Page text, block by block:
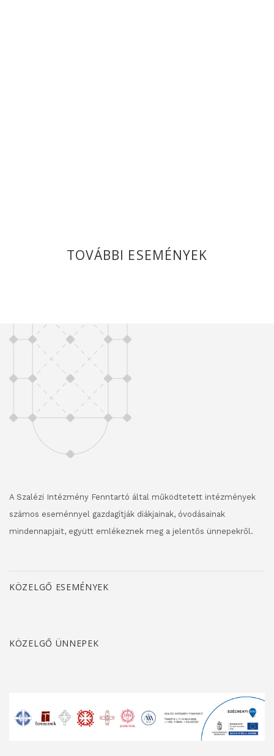
TOVÁBBI ESEMÉNYEK
A Szalézi Intézmény Fenntartó által működtetett intézmények
számos eseménnyel gazdagítják diákjainak, óvodásainak
mindennapjait, együtt emlékeznek meg a jelentős ünnepekről.
KÖZELGŐ ESEMÉNYEK
KÖZELGŐ ÜNNEPEK